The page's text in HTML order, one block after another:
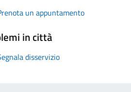
un appuntamento
in città
disservizio